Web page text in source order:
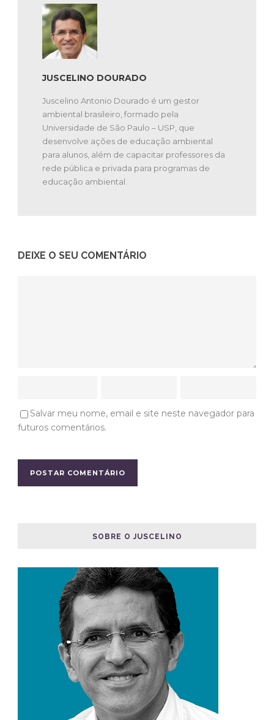
JUSCELINO DOURADO
Juscelino Antonio Dourado é um gestor
ambiental brasileiro, formado pela
Universidade de São Paulo – USP, que
desenvolve ações de educação ambiental
para alunos, além de capacitar professores da
rede pública e privada para programas de
educação ambiental.
DEIXE O SEU COMENTÁRIO
Salvar meu nome, email e site neste navegador para
futuros comentários.
SOBRE O JUSCELINO